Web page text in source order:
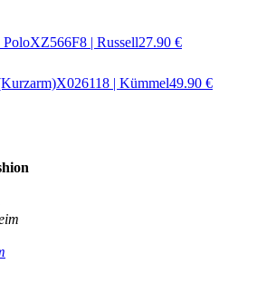
PoloXZ566F8 | Russell27.90 €
X026118 | Kümmel49.90 €